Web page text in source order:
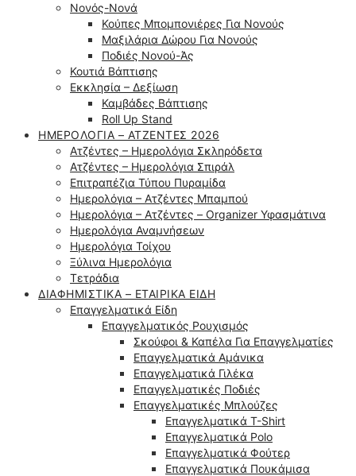
Νονός-Νονά
Κούπες Μπομπονιέρες Για Νονούς
Μαξιλάρια Δώρου Για Νονούς
Ποδιές Νονού-Άς
Κουτιά Βάπτισης
Εκκλησία – Δεξίωση
Καμβάδες Βάπτισης
Roll Up Stand
ΗΜΕΡΟΛΌΓΙΑ – ΑΤΖΈΝΤΕΣ 2026
Ατζέντες – Ημερολόγια Σκληρόδετα
Ατζέντες – Ημερολόγια Σπιράλ
Επιτραπέζια Τύπου Πυραμίδα
Ημερολόγια – Ατζέντες Μπαμπού
Ημερολόγια – Ατζέντες – Organizer Υφασμάτινα
Ημερολόγια Αναμνήσεων
Ημερολόγια Τοίχου
Ξύλινα Ημερολόγια
Τετράδια
ΔΙΑΦΗΜΙΣΤΙΚΆ – ΕΤΑΙΡΙΚΆ ΕΊΔΗ
Επαγγελματικά Είδη
Επαγγελματικός Ρουχισμός
Σκούφοι & Καπέλα Για Επαγγελματίες
Επαγγελματικά Αμάνικα
Επαγγελματικά Γιλέκα
Επαγγελματικές Ποδιές
Επαγγελματικές Μπλούζες
Επαγγελματικά T-Shirt
Επαγγελματικά Polo
Επαγγελματικά Φούτερ
Επαγγελματικά Πουκάμισα